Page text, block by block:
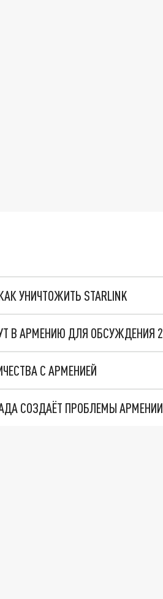
УНИЧТОЖИТЬ STARLINK
С АРМЕНИЕЙ
СОЗДАЁТ ПРОБЛЕМЫ АРМЕНИИ